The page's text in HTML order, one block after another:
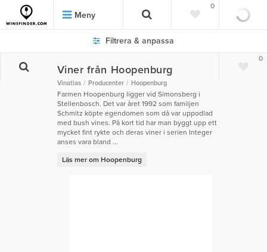
Meny
0
0
Filtrera & anpassa
Viner från Hoopenburg
Vinatlas Producenter Hoopenburg
Farmen Hoopenburg ligger vid Simonsberg i
Stellenbosch. Det var året 1992 som familjen
Schmitz köpte egendomen som då var uppodlad
med bush vines. På kort tid har man byggt upp ett
mycket fint rykte och deras viner i serien Integer
anses vara bland ...
Läs mer om Hoopenburg